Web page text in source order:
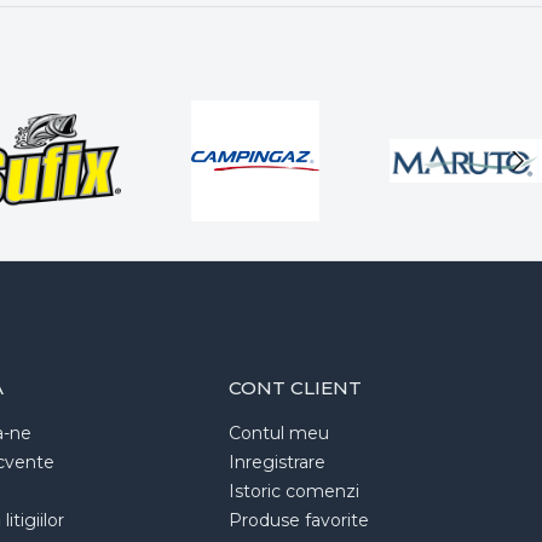
ne
litigiilor
CONT CLIENT
Contul meu
Inregistrare
Istoric comenzi
Produse favorite